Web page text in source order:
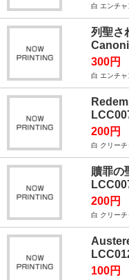
白 エンチャ
列聖さ
300円
白 エンチャ
200円
白 クリーチ
贖罪の
200円
白 クリーチ
100円